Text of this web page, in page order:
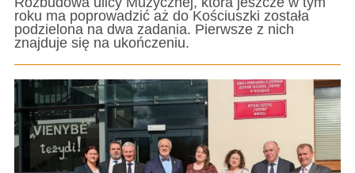
roku ma poprowadzić aż do Kościuszki została
podzielona na dwa zadania. Pierwsze z nich
znajduje się na ukończeniu.